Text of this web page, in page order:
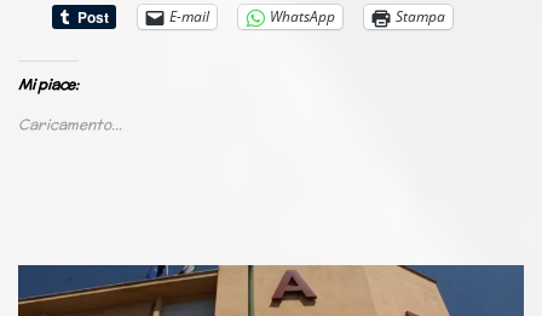
E-mail
WhatsApp Stampa
Mi piace:
Caricamento...